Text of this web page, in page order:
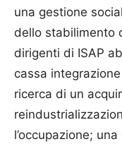
una gestione
dello stabilimento
dirigenti di ISAP
cassa
ricerca di un
l’occupazione;